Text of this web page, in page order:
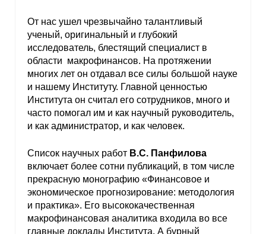
От нас ушел чрезвычайно талантливый
ученый, оригинальный и глубокий
исследователь, блестящий специалист в
области макрофинансов. На протяжении
многих лет он отдавал все силы большой науке
и нашему Институту. Главной ценностью
Института он считал его сотрудников, много и
часто помогал им и как научный руководитель,
и как администратор, и как человек.
Список научных работ В.С. Панфилова
включает более сотни публикаций, в том числе
прекрасную монографию «Финансовое и
экономическое прогнозирование: методология
и практика». Его высококачественная
макрофинансовая аналитика входила во все
главные доклады Института. А бурный